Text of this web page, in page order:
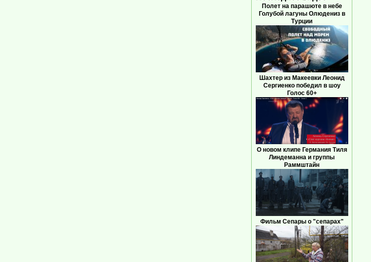
Полет на парашюте в небе
Голубой лагуны Олюдениз в
Турции
Шахтер из Макеевки Леонид
Сергиенко победил в шоу
Голос 60+
О новом клипе Германия Тиля
Линдеманна и группы
Раммштайн
Фильм Сепары о "сепарах"